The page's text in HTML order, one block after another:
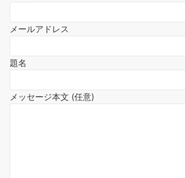
メールアドレス
題名
メッセージ本文 (任意)